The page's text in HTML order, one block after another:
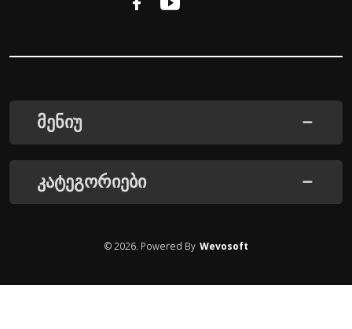
მენიუ
კატეგორიები
©2026. Powered By Wevosoft